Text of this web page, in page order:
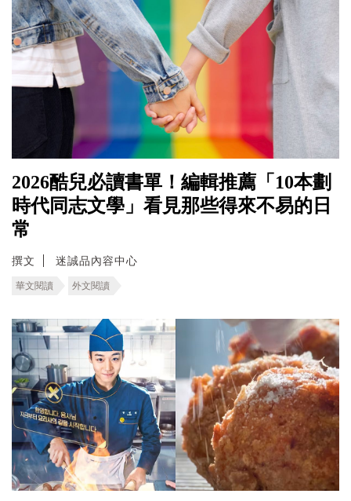
2026酷兒必讀書單！編輯推薦「10本劃
時代同志文學」看見那些得來不易的日
常
撰文 迷誠品內容中心
華文閱讀 外文閱讀